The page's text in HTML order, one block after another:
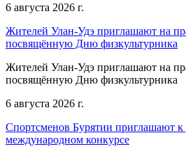
6 августа 2026 г.
Жителей Улан-Удэ приглашают на
посвящённую Дню физкультурника
Жителей Улан-Удэ приглашают на
посвящённую Дню физкультурника
6 августа 2026 г.
Спортсменов Бурятии приглашают к
международном конкурсе